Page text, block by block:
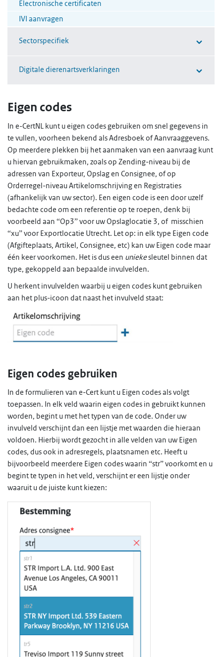
Electronische certificaten
IVI aanvragen
Sectorspecifiek
Digitale dierenartsverklaringen
Eigen codes
In e-CertNL kunt u eigen codes gebruiken om snel gegevens in
te vullen, voorheen bekend als Adresboek of Aanvraaggevens.
Op meerdere plekken bij het aanmaken van een aanvraag kunt
u hiervan gebruikmaken, zoals op Zending-niveau bij de
adressen van Exporteur, Opslag en Consignee, of op
Orderregel-niveau Artikelomschrijving en Registraties
(afhankelijk van uw sector). Een eigen code is een door uzelf
bedachte code om een referentie op te roepen, denk bij
voorbeeld aan “Op3” voor uw Opslaglocatie 3, of misschien
“xu” voor Exportlocatie Utrecht. Let op: in elk type Eigen code
(Afgifteplaats, Artikel, Consignee, etc) kan uw Eigen code maar
één keer voorkomen. Het is dus een uniekesleutel binnen dat
type, gekoppeld aan bepaalde invulvelden.
U herkent invulvelden waarbij u eigen codes kunt gebruiken
aan het plus-icoon dat naast het invulveld staat:
Eigen codes gebruiken
In de formulieren van e-Cert kunt u Eigen codes als volgt
toepassen. In elk veld waarin eigen codes in gebruikt kunnen
worden, begint u met het typen van de code. Onder uw
invulveld verschijnt dan een lijstje met waarden die hieraan
voldoen. Hierbij wordt gezocht in alle velden van uw Eigen
codes, dus ook in adresregels, plaatsnamen etc. Heeft u
bijvoorbeeld meerdere Eigen codes waarin “str” voorkomt en u
begint te typen in het veld, verschijnt er een lijstje onder
waaruit u de juiste kunt kiezen: